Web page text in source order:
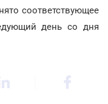
соответствующее
день со дня